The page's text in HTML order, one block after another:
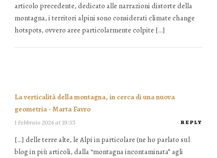
articolo precedente, dedicato alle narrazioni distorte della
montagna, i territori alpini sono considerati climate change
hotspots, ovvero aree particolarmente colpite […]
La verticalità della montagna, in cerca di una nuova
geometria - Marta Favro
1 Febbraio 2024 at 19:35 REPLY
[…] delle terre alte, le Alpi in particolare (ne ho parlato sul
blog in più articoli, dalla “montagna incontaminata” agli